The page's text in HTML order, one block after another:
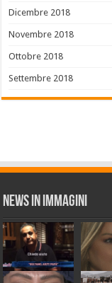
Dicembre 2018
Novembre 2018
Ottobre 2018
Settembre 2018
News in Immagini